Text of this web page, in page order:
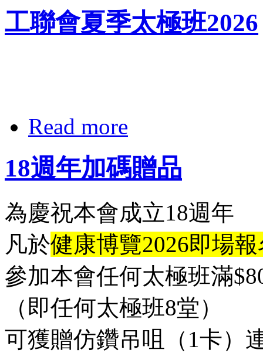
工聯會夏季太極班2026
Read more
18週年加碼贈品
為慶祝本會成立18週年
凡於健康博覽2026即場
參加本會任何太極班滿
（即任何太極班8堂）
可獲贈仿鑽吊咀（1卡）